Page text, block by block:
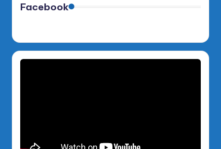
Facebook